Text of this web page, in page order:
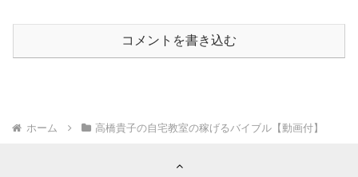
コメントを書き込む
ホーム 高橋貴子の自宅教室の稼げるバイブル【動画付】